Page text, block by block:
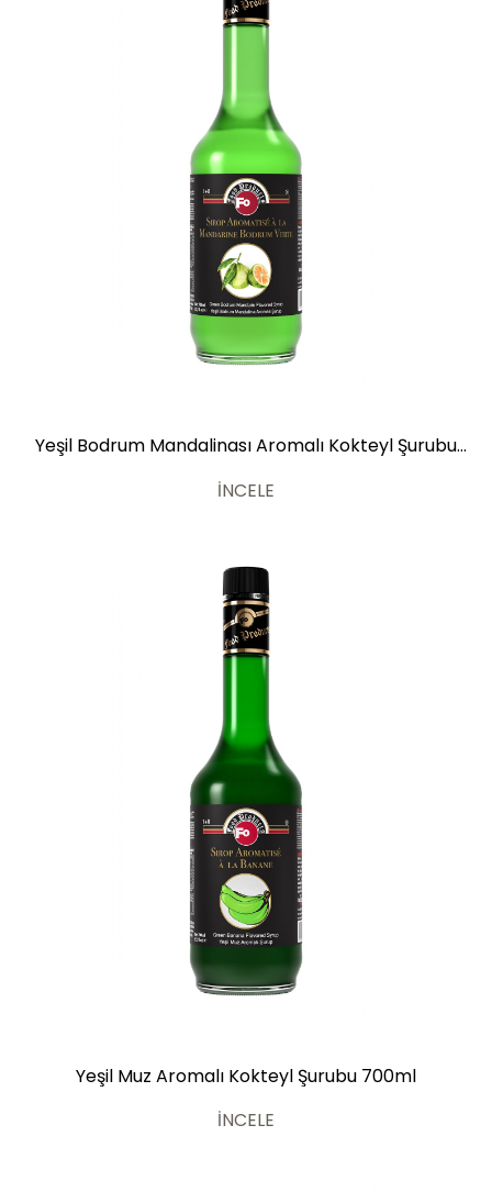
Yeşil Bodrum Mandalinası Aromalı Kokteyl Şurubu
İNCELE
Yeşil Muz Aromalı Kokteyl Şurubu 700ml
İNCELE